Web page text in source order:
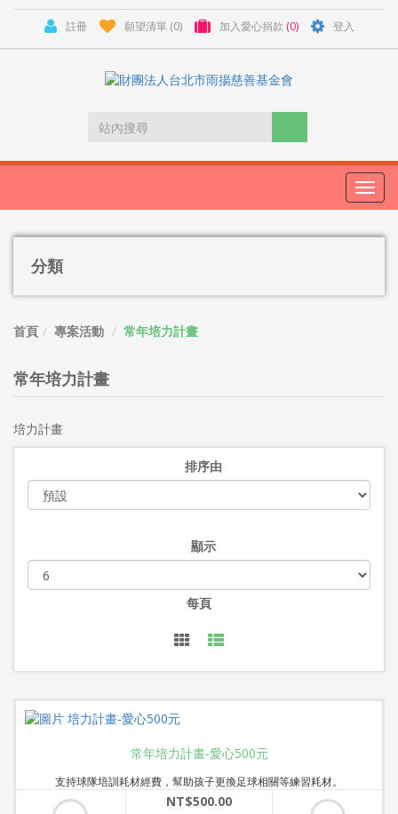
註冊 願望清單 (0) 加入愛心捐款 (0) 登入
分類
首頁 專案活動 常年培力計畫
常年培力計畫
培力計畫
排序由
顯示
每頁
常年培力計畫-愛心500元
支持球隊培訓耗材經費，幫助孩子更換足球相關等練習耗材。
NT$500.00